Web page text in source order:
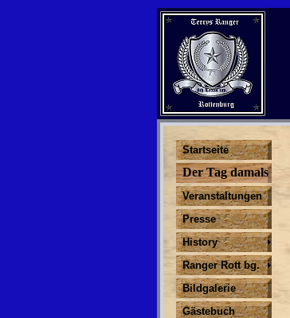
Startseite
Der Tag damals
Veranstaltungen
Presse
History
Ranger Rott bg.
Bildgalerie
Gästebuch